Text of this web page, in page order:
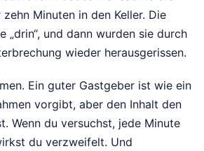
Minuten in den Keller. Die
„drin“, und dann wurden sie durch
wieder herausgerissen.
Ein guter Gastgeber ist wie ein
vorgibt, aber den Inhalt den
Wenn du versuchst, jede Minute
du verzweifelt. Und